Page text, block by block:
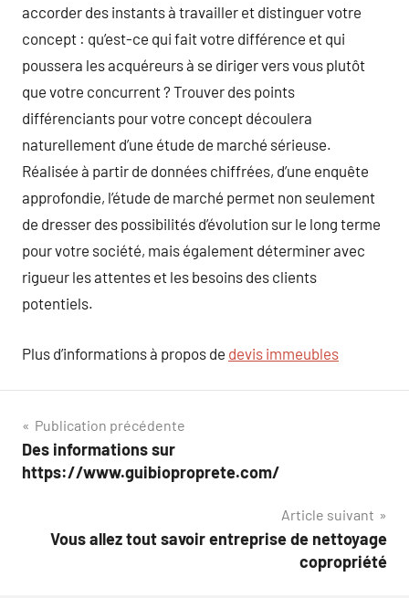
accorder des instants à travailler et distinguer votre
concept : qu’est-ce qui fait votre différence et qui
poussera les acquéreurs à se diriger vers vous plutôt
que votre concurrent ? Trouver des points
différenciants pour votre concept découlera
naturellement d’une étude de marché sérieuse.
Réalisée à partir de données chiffrées, d’une enquête
approfondie, l’étude de marché permet non seulement
de dresser des possibilités d’évolution sur le long terme
pour votre société, mais également déterminer avec
rigueur les attentes et les besoins des clients
potentiels.
Plus d’informations à propos de devis immeubles
Navigation
de
Publication précédente
Des informations sur
https://www.guibioproprete.com/
Article suivant
Vous allez tout savoir entreprise de nettoyage
copropriété